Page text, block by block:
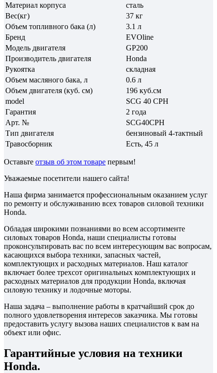
Материал корпуса
сталь
Вес(кг)
37 кг
Объем топливного бака (л)
3.1 л
Бренд
EVOline
Модель двигателя
GP200
Производитель двигателя
Honda
Рукоятка
складная
Объем масляного бака, л
0.6 л
Объем двигателя (куб. см)
196 куб.см
model
SCG 40 CPH
Гарантия
2 года
Арт. №
SCG40CPH
Тип двигателя
бензиновый 4-тактный
Травосборник
Есть, 45 л
Оставьте отзыв об этом товаре первым!
Уважаемые посетители нашего сайта!
Наша фирма занимается профессиональным оказанием услуг
по ремонту и обслуживанию всех товаров силовой техники
Honda.
Обладая широкими познаниями во всем ассортименте
силовых товаров Honda, наши специалисты готовы
проконсультировать вас по всем интересующим вас вопросам,
касающихся выбора техники, запасных частей,
комплектующих и расходных материалов. Наш каталог
включает более трехсот оригинальных комплектующих и
расходных материалов для продукции Honda, включая
силовую технику и лодочные моторы.
Наша задача – выполнение работы в кратчайший срок до
полного удовлетворения интересов заказчика. Мы готовы
предоставить услугу вызова наших специалистов к вам на
объект или офис.
Гарантийные условия на техники
Honda.